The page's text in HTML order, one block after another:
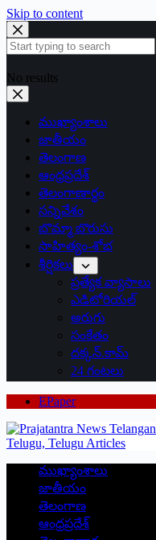
Skip to content
No results
ముఖ్యాంశాలు
జాతీయం
తెలంగాణ
ఆంధ్రప్రదేశ్
తెలంగాణార్థం
సన్నివేశం
బొమ్మా బొరుసు
సాహిత్యం-శోభ
శీర్షికలు
ప్రత్యేక వ్యాసాలు
ఎడిటోరియల్
అరుగు
సంకేతం
దక్కన్.కామ్
24 గంటలు
EPaper
ముఖ్యాంశాలు
జాతీయం
తెలంగాణ
ఆంధ్రప్రదేశ్